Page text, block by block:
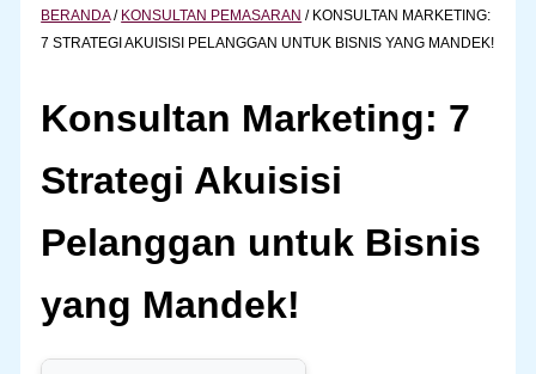
BERANDA/ KONSULTAN PEMASARAN / KONSULTAN MARKETING:
7 STRATEGI AKUISISI PELANGGAN UNTUK BISNIS YANG MANDEK!
Konsultan Marketing: 7
Strategi Akuisisi
Pelanggan untuk Bisnis
yang Mandek!